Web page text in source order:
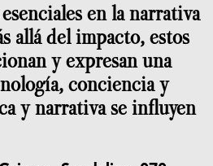
en la narrativa
allá del impacto, estos
y expresan una
conciencia y
y narrativa se influyen